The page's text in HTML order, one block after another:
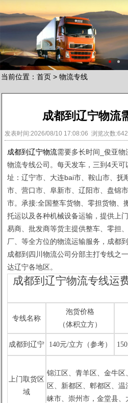
当前位置： 首页> 物流专线
成都到辽宁物流
发表时间:2026/08/10 17:08:06 浏览次数:642
成都到辽宁物流需要多长时间_俊亚
物流专线公司。每天发车，三到4天
址：辽宁市、大连bai市、鞍山市、抚
市、营口市、阜新市、辽阳市、盘锦
市。承接:全国整车货物、零担货物、
托运以及各种机械设备运输，提供上
易商、批发商等货主提供整车、零担
厂、等全方位的物流运输服务，成都
成都到四川物流公司分部主打专线之
达辽宁各地区。
成都到辽宁物流专线运
专线名称
泡货价格
（体积立方）
成都到辽宁 140元/立方（参考）
上门取货区
域
锦江区、青羊区、金牛区
区、新都区、郫都区、
崃市、崇州市，金堂县、